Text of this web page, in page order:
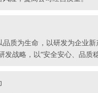
质为生命，以研发为企业
发战略，以“安全安心、品